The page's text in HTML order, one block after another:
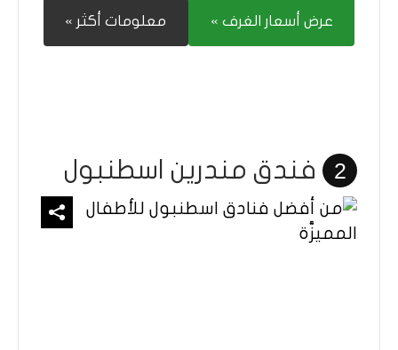
عرض أسعار الغرف » معلومات أكثر »
2 فندق مندرين اسطنبول